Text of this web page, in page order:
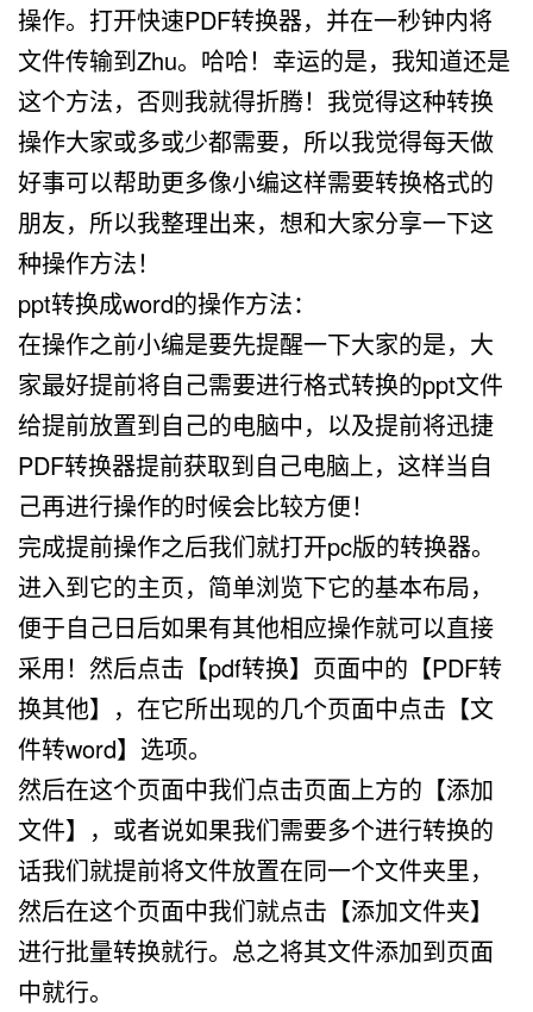
操作。打开快速PDF转换器，并在一秒钟内将
文件传输到Zhu。哈哈！幸运的是，我知道还是
这个方法，否则我就得折腾！我觉得这种转换
操作大家或多或少都需要，所以我觉得每天做
好事可以帮助更多像小编这样需要转换格式的
朋友，所以我整理出来，想和大家分享一下这
种操作方法！
ppt转换成word的操作方法：
在操作之前小编是要先提醒一下大家的是，大
家最好提前将自己需要进行格式转换的ppt文件
给提前放置到自己的电脑中，以及提前将迅捷
PDF转换器提前获取到自己电脑上，这样当自
己再进行操作的时候会比较方便！
完成提前操作之后我们就打开pc版的转换器。
进入到它的主页，简单浏览下它的基本布局，
便于自己日后如果有其他相应操作就可以直接
采用！然后点击【pdf转换】页面中的【PDF转
换其他】，在它所出现的几个页面中点击【文
件转word】选项。
然后在这个页面中我们点击页面上方的【添加
文件】，或者说如果我们需要多个进行转换的
话我们就提前将文件放置在同一个文件夹里，
然后在这个页面中我们就点击【添加文件夹】
进行批量转换就行。总之将其文件添加到页面
中就行。